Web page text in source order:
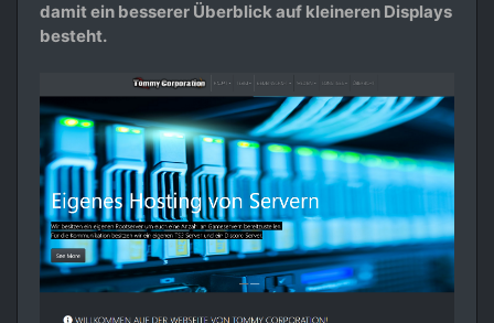
damit ein besserer Überblick auf kleineren Displays
besteht.